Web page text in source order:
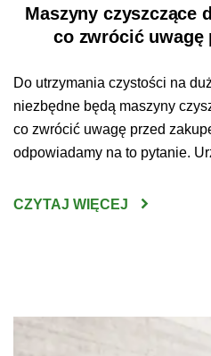
Maszyny czyszczące
co zwrócić uwagę
Do utrzymania czystości na
niezbędne będą maszyny
co zwrócić uwagę przed
odpowiadamy na to pytanie.
wielkopowierzchniowych
CZYTAJ WIĘCEJ